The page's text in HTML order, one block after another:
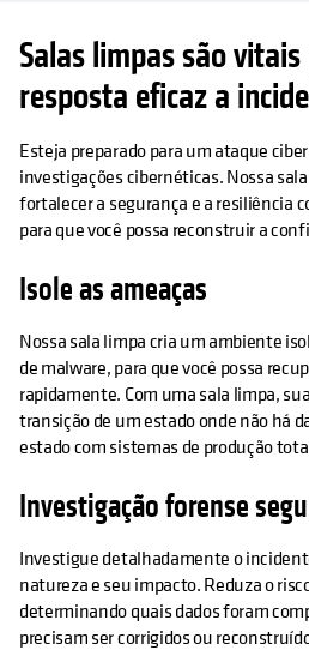
Salas limpas são
resposta eficaz a
Esteja preparado para um ataque
investigações cibernéticas. Nossa
fortalecer a segurança e a resiliência
para que você possa reconstruir a
Isole as ameaças
Nossa sala limpa cria um ambiente
de malware, para que você possa
rapidamente. Com uma sala limpa,
transição de um estado onde não há
estado com sistemas de produção
Investigação forense
Investigue detalhadamente o
natureza e seu impacto. Reduza o
determinando quais dados foram
precisam ser corrigidos ou